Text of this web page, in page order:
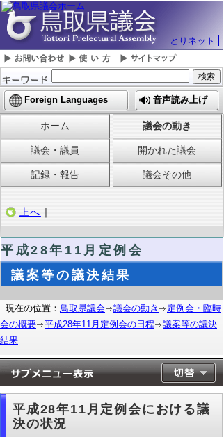
とりネット
Foreign Languages 音声読み上げ
ホーム 議会の動き
議会・議員 開かれた議会
記録・報告 議会その他
上へ ｜
平成28年11月定例会
議案等の議決結果
現在の位置： 鳥取県議会 議会の動き
定例会・臨時
会の概要
平成28年11月定例会の日程
議案等の議決
結果
平成28年11月定例会における議
決の状況